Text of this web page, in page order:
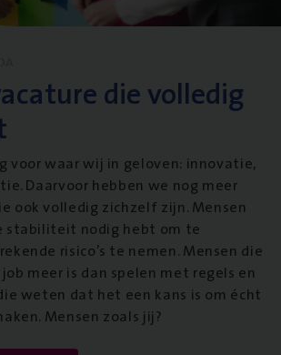
die volledig
voor waar wij in geloven: innovatie,
Daarvoor hebben we nog meer
ook volledig zichzelf zijn. Mensen
stabiliteit nodig hebt om te
risico’s te nemen. Mensen die
meer is dan spelen met regels en
weten dat het een kans is om écht
Mensen zoals jij?